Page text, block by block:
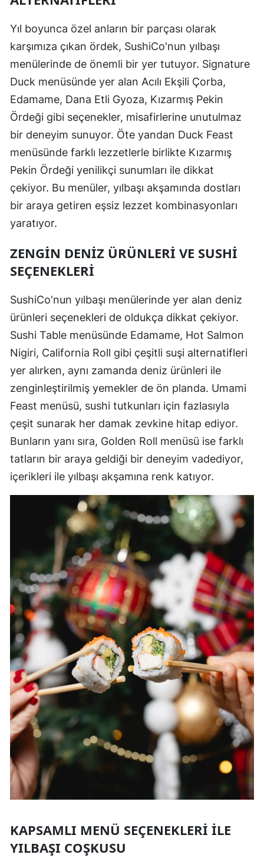
Yıl boyunca özel anların bir parçası olarak
karşımıza çıkan ördek, SushiCo'nun yılbaşı
menülerinde de önemli bir yer tutuyor. Signature
Duck menüsünde yer alan Acılı Ekşili Çorba,
Edamame, Dana Etli Gyoza, Kızarmış Pekin
Ördeği gibi seçenekler, misafirlerine unutulmaz
bir deneyim sunuyor. Öte yandan Duck Feast
menüsünde farklı lezzetlerle birlikte Kızarmış
Pekin Ördeği yenilikçi sunumları ile dikkat
çekiyor. Bu menüler, yılbaşı akşamında dostları
bir araya getiren eşsiz lezzet kombinasyonları
yaratıyor.
ZENGIN DENIZ ÜRÜNLERI VE SUSHI
SEÇENEKLERI
SushiCo'nun yılbaşı menülerinde yer alan deniz
ürünleri seçenekleri de oldukça dikkat çekiyor.
Sushi Table menüsünde Edamame, Hot Salmon
Nigiri, California Roll gibi çeşitli suşi alternatifleri
yer alırken, aynı zamanda deniz ürünleri ile
zenginleştirilmiş yemekler de ön planda. Umami
Feast menüsü, sushi tutkunları için fazlasıyla
çeşit sunarak her damak zevkine hitap ediyor.
Bunların yanı sıra, Golden Roll menüsü ise farklı
tatların bir araya geldiği bir deneyim vadediyor,
içerikleri ile yılbaşı akşamına renk katıyor.
KAPSAMLI MENÜ SEÇENEKLERI İLE
YILBAŞI COŞKUSU